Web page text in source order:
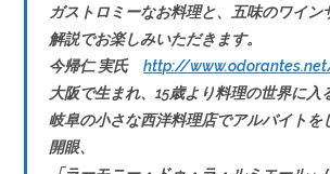
ガストロミーなお料理と、五味のワイン
解説でお楽しみいただきます。
今帰仁 実氏http://
大阪で生まれ、15歳より料理の世界に入
岐阜の小さな西洋料理店でアルバイトを
開眼、